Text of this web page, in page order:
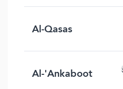
Al-Qasas
Al-'Ankaboot